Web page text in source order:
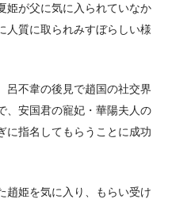
姫が父に気に入られていなか
人質に取られみすぼらしい様
呂不韋の後見で趙国の社交界
、安国君の寵妃・華陽夫人の
に指名してもらうことに成功
趙姫を気に入り、もらい受け